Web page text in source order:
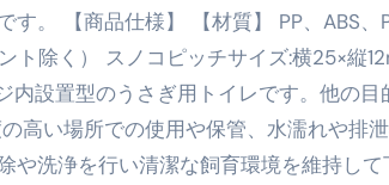
攻略ガイド 今こそ買い時！ゲーミングPC
時代へ Pebblebee × iMazing で完成する
マホ代。 BB.exciteモバイル「Fitプラン
に変わる30日間 ― 科学的メソッドで英語
。 【商品仕様】 【材質】 PP、ABS、
ト除く） スノコピッチサイズ:横25×縦
設置型のうさぎ用トイレです。他の
高い場所での使用や保管、水濡れや排
や洗浄を行い清潔な飼育環境を維持し